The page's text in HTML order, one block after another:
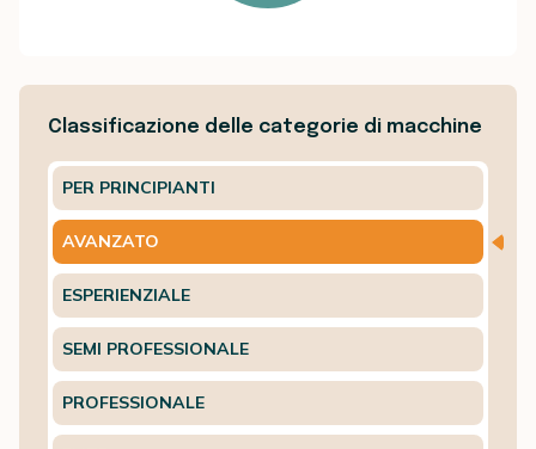
Classificazione delle categorie di macchine
PER PRINCIPIANTI
AVANZATO
ESPERIENZIALE
SEMI PROFESSIONALE
PROFESSIONALE